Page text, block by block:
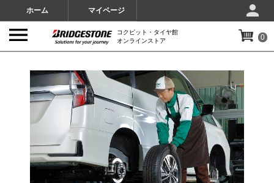
ホーム マイページ
コクピット・タイヤ館
オンラインストア
0